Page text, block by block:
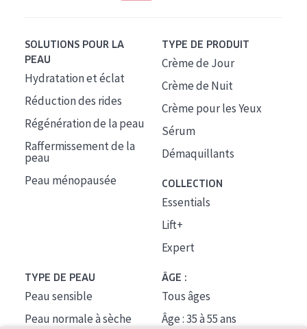
SOLUTIONS POUR LA
PEAU
Hydratation et éclat
Réduction des rides
Régénération de la peau
Raffermissement de la
peau
Peau ménopausée
TYPE DE PRODUIT
Crème de Jour
Crème de Nuit
Crème pour les Yeux
Sérum
Démaquillants
COLLECTION
Essentials
Lift+
Expert
TYPE DE PEAU
Peau sensible
Peau normale à sèche
ÂGE :
Tous âges
Âge : 35 à 55 ans